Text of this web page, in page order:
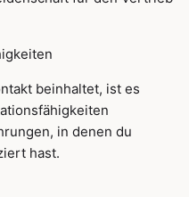
beinhaltet, ist es
in denen du
hast.